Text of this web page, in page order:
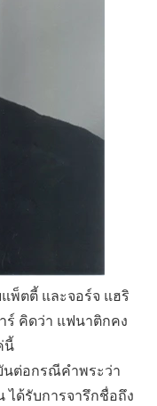
พ็ตตี้ และจอร์จ แฮริ
ร์ คิดว่า แฟนาติกคง
นี้
นต่อกรณีคำพระว่า
ได้รับการจารึกชื่อถึง